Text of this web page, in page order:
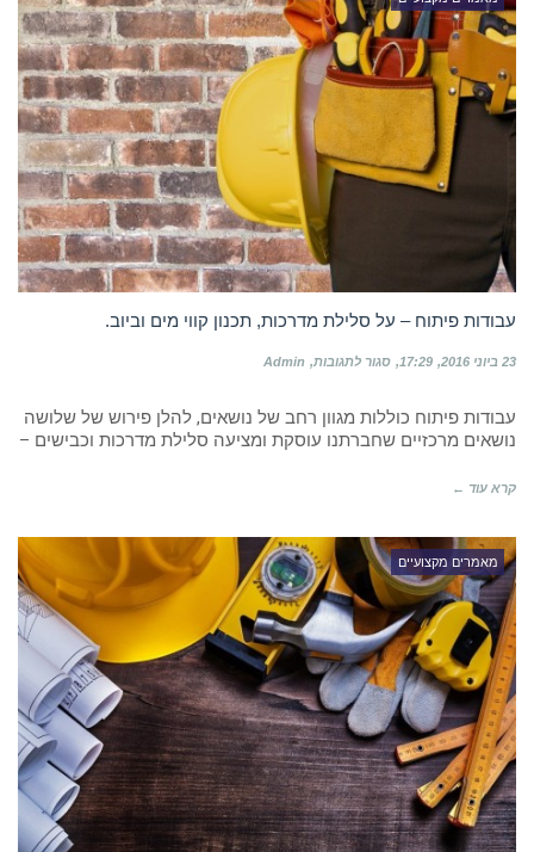
עבודות פיתוח – על סלילת מדרכות, תכנון קווי מים וביוב.
23 ביוני 2016 17:29 סגור לתגובות על
–
על
וביוב.
Admin
עבודות פיתוח כוללות מגוון רחב של נושאים, להלן פירוש של שלושה
נושאים מרכזיים שחברתנו עוסקת ומציעה סלילת מדרכות וכבישים –
קרא עוד ←
מאמרים מקצועיים